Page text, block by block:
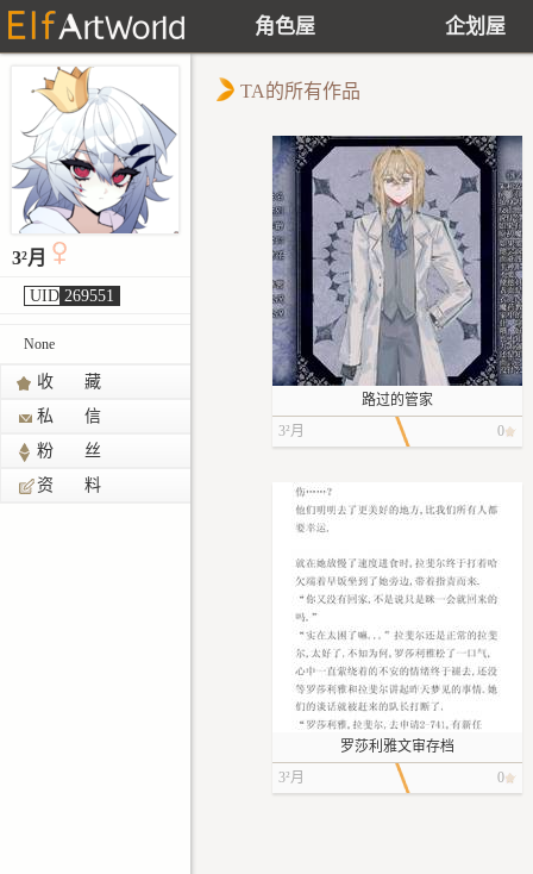
角色屋 企划屋
3²月
UID 269551
None
收 藏
私 信
粉 丝
资 料
TA的所有作品
路过的管家
3²月
0
罗莎利雅文审存档
3²月
0